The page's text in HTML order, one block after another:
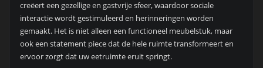
creëert een gezellige en gastvrije sfeer, waardoor sociale
interactie wordt gestimuleerd en herinneringen worden
gemaakt. Het is niet alleen een functioneel meubelstuk, maar
ook een statement piece dat de hele ruimte transformeert en
ervoor zorgt dat uw eetruimte eruit springt.